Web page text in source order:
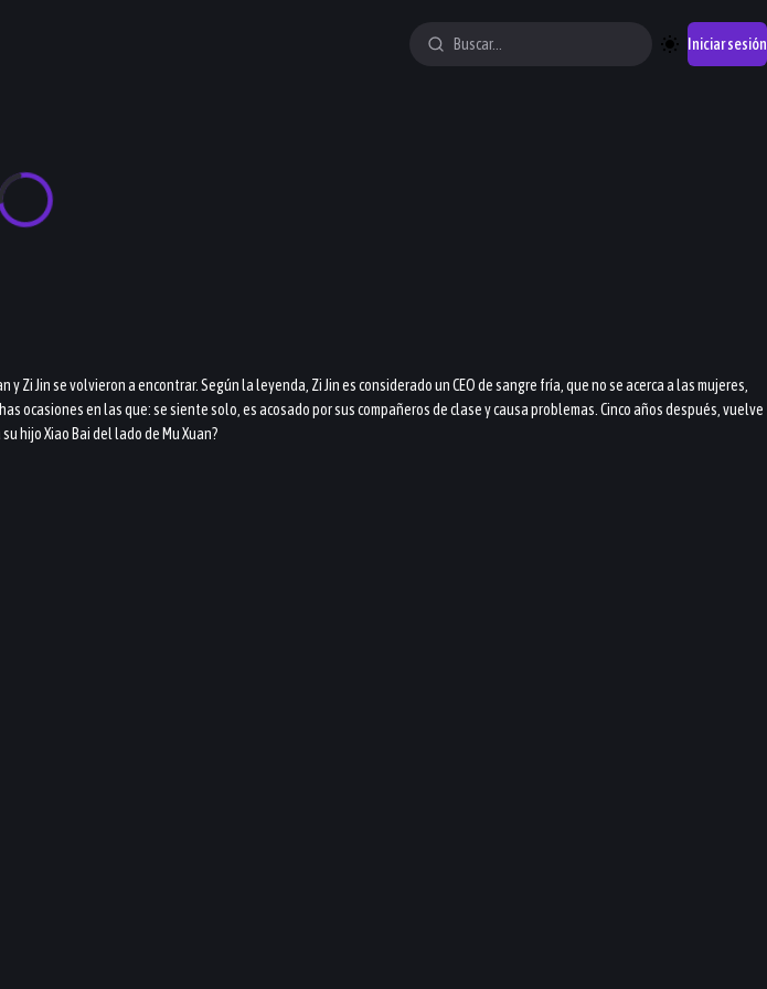
Iniciar sesión
Zi Jin se volvieron a encontrar. Según la leyenda, Zi Jin es considerado un CEO de sangre fría, que no se acerca a las mujeres,
ocasiones en las que: se siente solo, es acosado por sus compañeros de clase y causa problemas. Cinco años después, vuelve
hijo Xiao Bai del lado de Mu Xuan?